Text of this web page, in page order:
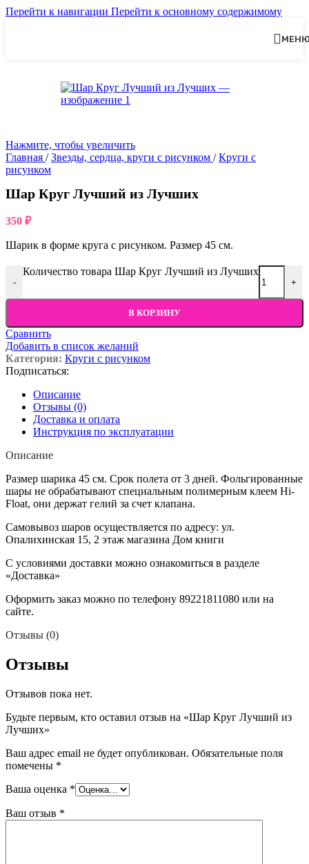
Перейти к навигации Перейти к основному содержимому
Нажмите, чтобы увеличить
Главная / Звезды, сердца, круги с рисунком / Круги с
рисунком
Шар Круг Лучший из Лучших
350 ₽
Шарик в форме круга с рисунком. Размер 45 см.
-
Количество товара Шар Круг Лучший из Лучших
+
В КОРЗИНУ
Сравнить
Добавить в список желаний
Категория: Круги с рисунком
Подписаться:
Описание
Отзывы (0)
Доставка и оплата
Инструкция по эксплуатации
Описание
Размер шарика 45 см. Срок полета от 3 дней. Фольгированные
шары не обрабатывают специальным полимерным клеем Hi-
Float, они держат гелий за счет клапана.
Самовывоз шаров осуществляется по адресу: ул.
Опалихинская 15, 2 этаж магазина Дом книги
С условиями доставки можно ознакомиться в разделе
«Доставка»
Оформить заказ можно по телефону 89221811080 или на
сайте.
Отзывы (0)
Отзывы
Отзывов пока нет.
Будьте первым, кто оставил отзыв на «Шар Круг Лучший из
Лучших»
Ваш адрес email не будет опубликован. Обязательные поля
помечены *
Ваша оценка *
Ваш отзыв *